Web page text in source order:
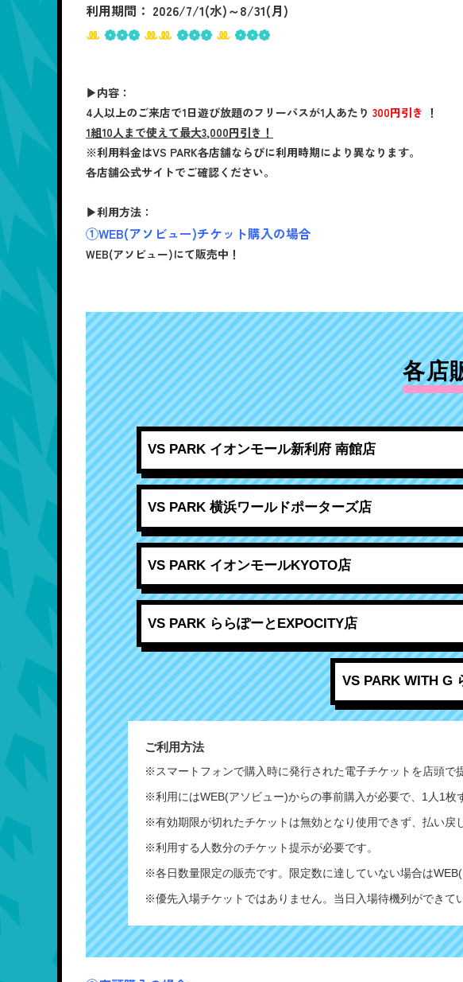
利用期間： 2026/7/1(水)～8/31(月)
ꔛ❁❁❁ ꔛꔛ❁❁❁ ꔛ❁❁❁
▶内容：
4人以上のご来店で1日遊び放題のフリーパスが1人あたり 300円引き ！
1組10人まで使えて最大3,000円引き！
※利用料金はVS PARK各店舗ならびに利用時期により異なります。
各店舗公式サイトでご確認ください。
▶利用方法：
①WEB(アソビュー)チケット購入の場合
WEB(アソビュー)にて販売中！
各店
VS PARK イオンモール新利府 南館店
VS PARK 横浜ワールドポーターズ店
VS PARK イオンモールKYOTO店
VS PARK ららぽーとEXPOCITY店
VS PARK WITH G
ご利用方法
※スマートフォンで購入時に発行された電子チケットを店頭で
※利用にはWEB(アソビュー)からの事前購入が必要で、1人1枚
※有効期限が切れたチケットは無効となり使用できず、払い戻
※利用する人数分のチケット提示が必要です。
※各日数量限定の販売です。限定数に達していない場合は
※優先入場チケットではありません。当日入場待機列ができて